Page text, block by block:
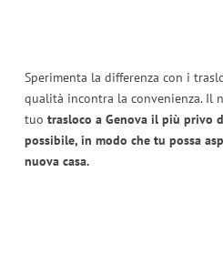
Sperimenta la differenza con i
qualità incontra la convenienza. Il
tuo trasloco a Genova il più privo
possibile, in modo che tu possa
nuova casa.